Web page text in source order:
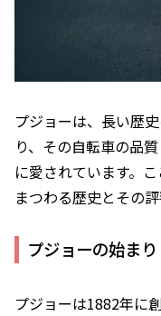
プジョーは、長い歴
り、その自転車の品
に愛されています。
まつわる歴史とその
プジョーの始まり
プジョーは1882年に